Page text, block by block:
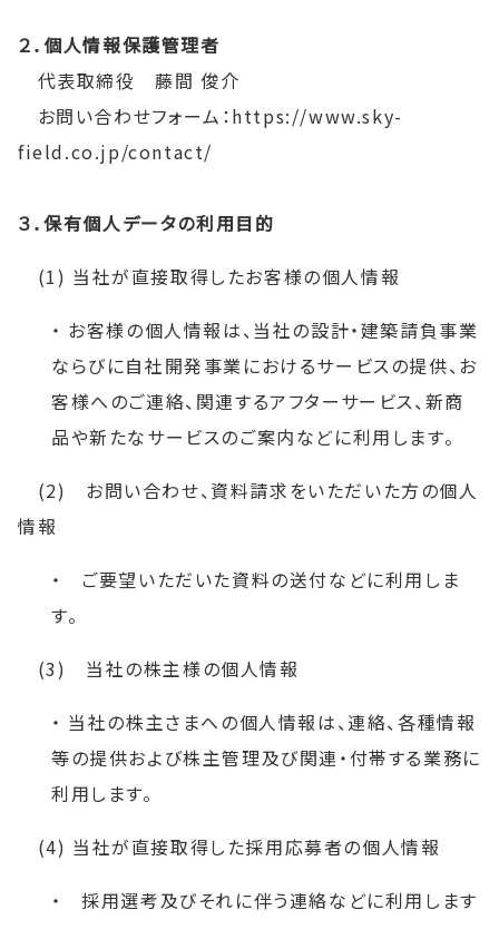
２．個人情報保護管理者
代表取締役 藤間 俊介
お問い合わせフォーム：https://www.sky-
field.co.jp/contact/
３．保有個人データの利用目的
(1) 当社が直接取得したお客様の個人情報
・ お客様の個人情報は、当社の設計・建築請負事業
ならびに自社開発事業におけるサービスの提供、お
客様へのご連絡、関連するアフターサービス、新商
品や新たなサービスのご案内などに利用します。
(2) お問い合わせ、資料請求をいただいた方の個人
情報
・ ご要望いただいた資料の送付などに利用しま
す。
(3) 当社の株主様の個人情報
・ 当社の株主さまへの個人情報は、連絡、各種情報
等の提供および株主管理及び関連・付帯する業務に
利用します。
(4) 当社が直接取得した採用応募者の個人情報
・ 採用選考及びそれに伴う連絡などに利用します